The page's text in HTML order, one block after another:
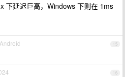
下延迟巨高，Windows 下则在 1ms
15
16